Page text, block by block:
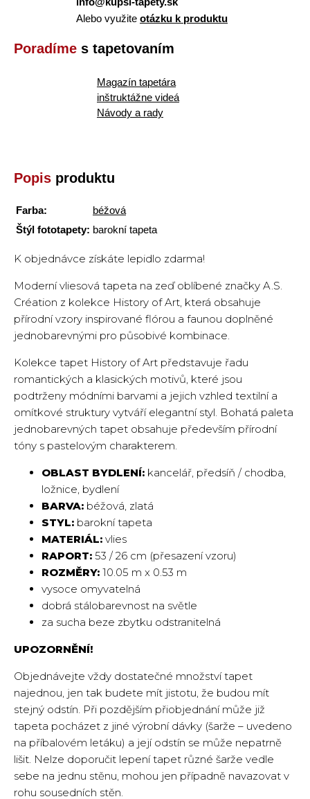
Alebo využite otázku k produktu
Poradíme s tapetovaním
Magazín tapetára
inštruktážne videá
Návody a rady
Popis produktu
Farba:
béžová
Štýl fototapety: barokní tapeta
K objednávce získáte lepidlo zdarma!
Moderní vliesová tapeta na zeď oblíbené značky A.S.
Création z kolekce History of Art, která obsahuje
přírodní vzory inspirované flórou a faunou doplněné
jednobarevnými pro působivé kombinace.
Kolekce tapet History of Art představuje řadu
romantických a klasických motivů, které jsou
podtrženy módními barvami a jejich vzhled textilní a
omítkové struktury vytváří elegantní styl. Bohatá paleta
jednobarevných tapet obsahuje především přírodní
tóny s pastelovým charakterem.
OBLAST BYDLENÍ: kancelář, předsíň / chodba,
ložnice, bydlení
BARVA: béžová, zlatá
STYL: barokní tapeta
MATERIÁL: vlies
RAPORT: 53 / 26 cm (přesazení vzoru)
ROZMĚRY: 10.05 m x 0.53 m
vysoce omyvatelná
dobrá stálobarevnost na světle
za sucha beze zbytku odstranitelná
UPOZORNĚNÍ!
Objednávejte vždy dostatečné množství tapet
najednou, jen tak budete mít jistotu, že budou mít
stejný odstín. Při pozdějším přiobjednání může již
tapeta pocházet z jiné výrobní dávky (šarže – uvedeno
na příbalovém letáku) a její odstín se může nepatrně
lišit. Nelze doporučit lepení tapet různé šarže vedle
sebe na jednu stěnu, mohou jen případně navazovat v
rohu sousedních stěn.